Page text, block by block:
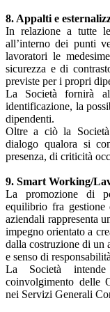
8. Appalti e
In relazione a tutte
all’interno dei punti
lavoratori le
sicurezza e di
previste per i propri
La Società fornirà
identificazione, la
dipendenti.
Oltre a ciò la
dialogo qualora si
presenza, di criticità
9. Smart Working/
La promozione di
equilibrio fra gestione
aziendali rappresenta
impegno orientato a
dalla costruzione di un
e senso di
La Società
coinvolgimento delle
nei Servizi Generali